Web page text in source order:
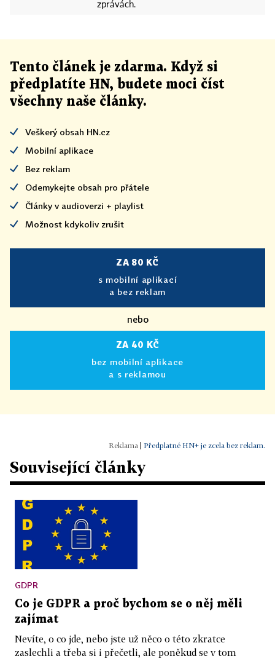
zprávách.
Tento článek je zdarma. Když si
předplatíte HN, budete moci číst
všechny naše články.
Veškerý obsah HN.cz
Mobilní aplikace
Bez reklam
Odemykejte obsah pro přátele
Články v audioverzi + playlist
Možnost kdykoliv zrušit
ZA 80 KČ
s mobilní aplikací
a bez reklam
nebo
ZA 40 KČ
bez mobilní aplikace
a s reklamou
Předplatné HN+ je zcela bez reklam.
Související články
GDPR
Co je GDPR a proč bychom se o něj měli
zajímat
Nevíte, o co jde, nebo jste už něco o této zkratce
zaslechli a třeba si i přečetli, ale poněkud se v tom